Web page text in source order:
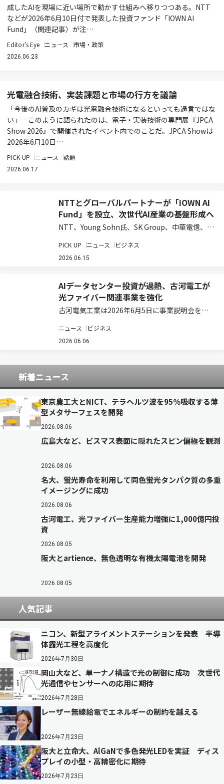
成したAIを現場に近い場所で動かす仕組みへ移りつつある。NTT
などが2026年6月10日付で発表した投資ファンド「IOWN AI
Fund」（関連記事）が注…
Editor's Eye ニュース 市場・政策
2026.06.23
光電融合技術、実装課題と市場の行方を議論
「今後のAI普及のカギは光電融合技術になるといっても過言ではな
い」―このように語られたのは、電子・実装技術の専門展『JPCA
Show 2026』で開催されたイベント内でのことだ。JPCA Showは
2026年6月10日…
PICK UP ニュース 話題
2026.06.17
NTTとグローバルパートナーが「IOWN AI
Fund」を設立、次世代AI産業の基盤形成へ
NTT、Young Sohn氏、SK Group、中華電信、お
投資を通じてIOWNエコシステムの構築と新たな
事業創出を目指す投資ファンド「IOWN AI
PICK UP ニュース ビジネス
2026.06.15
AIデータセンター投資が過熱、古河電工が
光ファイバー関連事業を強化
古河電気工業は2026年6月5日に事業説明会を開
発表した。 光ソリューション領域長の浅尾真史氏
は、2030年に向け「革新的な光ソリューション
ニュース ビジネス
2026.06.06
新着ニュース
東京農工大とNICT、テラヘルツ波を95％吸収する薄
型メタサーフェスを開発
2026.08.06
広島大など、ビスマス表面に隠れたスピン偏極を観測
2026.08.06
名大、蛍光寿命を利用して同色蛍光タンパク質の多重
イメージングに成功
2026.08.06
古河電工、光ファイバー生産能力増強に1,000億円投
資
2026.08.05
阪大とartience、無色透明な有機太陽電池を開発
2026.08.05
人気記事
ニコン、新型アライメントステーションを発表 半導
体露光工程を高度化
2026年7月30日
岡山大など、単一ナノ構造で光の制御に成功 次世代
光通信やセンサーへの応用に期待
2026年7月28日
レーザー無線給電でエネルギーの制約を越える
2026年7月23日
阪大と立命大、AlGaNで多色発光LEDを実証 ディス
プレイの小型・高精密化に期待
2026年7月23日